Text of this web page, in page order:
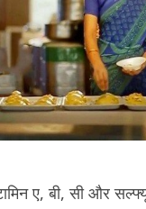
ए, बी, सी और